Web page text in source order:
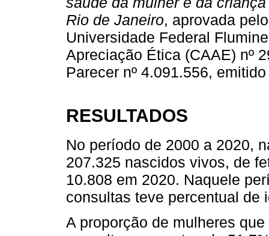
Rio de Janeiro, aprovada
Universidade Federal
Apreciação Ética (CAAE) nº
Parecer nº 4.091.556,
RESULTADOS
No período de 2000 a 2020,
207.325 nascidos vivos, de
10.808 em 2020. Naquele
consultas teve percentual de
A proporção de mulheres